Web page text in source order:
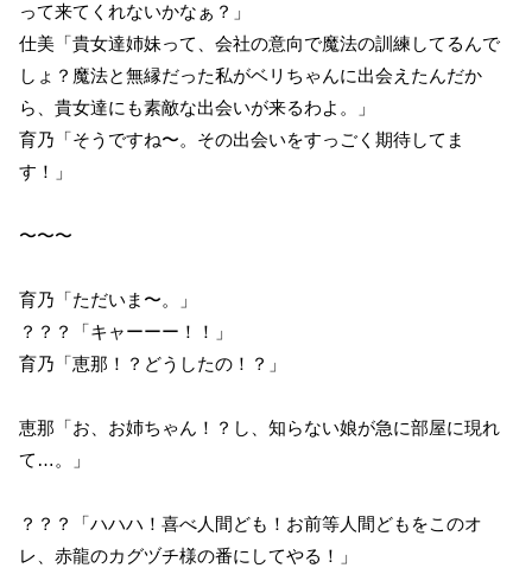
って来てくれないかなぁ？」
仕美「貴女達姉妹って、会社の意向で魔法の訓練してるんで
しょ？魔法と無縁だった私がベリちゃんに出会えたんだか
ら、貴女達にも素敵な出会いが来るわよ。」
育乃「そうですね〜。その出会いをすっごく期待してま
す！」
〜〜〜
育乃「ただいま〜。」
？？？「キャーーー！！」
育乃「恵那！？どうしたの！？」
恵那「お、お姉ちゃん！？し、知らない娘が急に部屋に現れ
て…。」
？？？「ハハハ！喜べ人間ども！お前等人間どもをこのオ
レ、赤龍のカグヅチ様の番にしてやる！」